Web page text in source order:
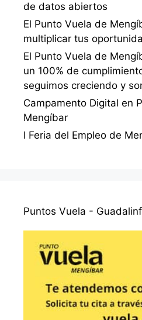
de datos abiertos
El Punto Vuela de
multiplicar tus
El Punto Vuela de
un 100% de
seguimos creciendo y
Campamento Digital en
Mengíbar
I Feria del Empleo de
Puntos Vuela -